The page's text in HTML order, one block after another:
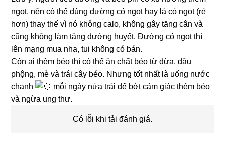
ngọt, nên có thể dùng đường cỏ ngọt hay lá cỏ ngọt (rẻ
hơn) thay thế vì nó không calo, không gây tăng cân và
cũng không làm tăng đường huyết. Đường cỏ ngọt thì
lên mạng mua nha, tui không có bán.
Còn ai thèm béo thì có thể ăn chất béo từ dừa, đậu
phộng, mè và trái cây béo. Nhưng tốt nhất là uống nước
chanh
mỗi ngày nửa trái để bớt cảm giác thèm béo
và ngừa ung thư.
Có lỗi khi tải đánh giá.